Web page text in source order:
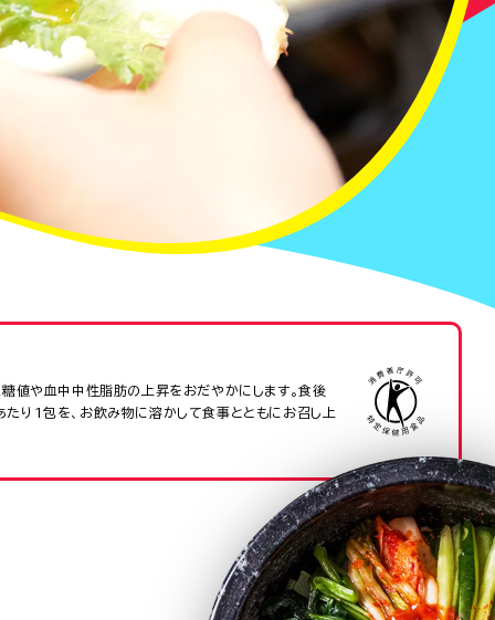
値や血中中性脂肪の上昇をおだやかにします。食後
り1包を、お飲み物に溶かして食事とともにお召し上